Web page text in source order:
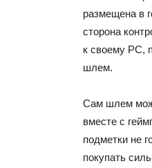
размещена в
сторона
к своему PC,
шлем.
Сам шлем
вместе с
подметки не
покупать